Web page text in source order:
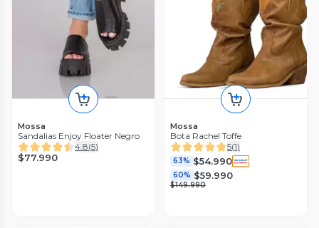
Mossa
Sandalias Enjoy Floater Negro
4.8(5)
$77.990
Mossa
Bota Rachel Toffe
5(1)
63% $54.990
60% $59.990
$149.990